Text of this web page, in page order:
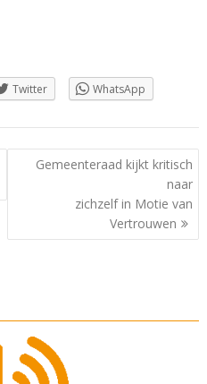
Twitter WhatsApp
Gemeenteraad kijkt kritisch
naar
zichzelf in Motie van
Vertrouwen